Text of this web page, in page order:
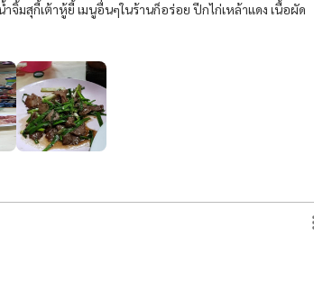
มสุกี้เต้าหู้ยี้ เมนูอื่นๆในร้านก็อร่อย ปีกไก่เหล้าแดง เนื้อผัด